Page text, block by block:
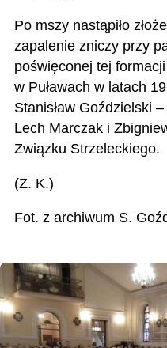
Po mszy nastąpiło
zapalenie zniczy przy
poświęconej tej
w Puławach w latach
Stanisław Goździelski
Lech Marczak i
Związku Strzeleckiego.
(Z. K.)
Fot. z archiwum S.